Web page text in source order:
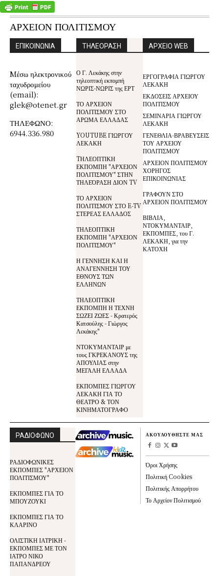
ΑΡΧΕΙΟΝ ΠΟΛΙΤΙΣΜΟΥ
ΕΠΙΚΟΙΝΩΝΙΑ
Mέσω ηλεκτρονικού
ταχυδρομείου
(email):
glek@otenet.gr
ΤΗΛΕΦΩΝΟ:
6944.336.980
ΤΗΛΕΟΡΑΣΗ
Ο Γ. Λεκάκης στην
τηλεοπτική εκπομπή
ΝΩΡΙΣ-ΝΩΡΙΣ της ΕΡΤ
ΤΟ ΑΡΧΕΙΟΝ
ΠΟΛΙΤΙΣΜΟΥ ΣΤΟ
ΑΡΩΜΑ ΕΛΛΑΔΑΣ
YOUTUBE ΓΙΩΡΓΟΥ
ΛΕΚΑΚΗ
TΗΛΕΟΠΤΙΚΗ
ΕΚΠΟΜΠΗ "ΑΡΧΕΙΟΝ
ΠΟΛΙΤΙΣΜΟΥ" ΣΤΗΝ
ΤΗΛΕΌΡΑΣΗ ΔΙΟΝ TV
ΤΟ ΑΡΧΕΙΟΝ
ΠΟΛΙΤΙΣΜΟΥ ΣΤΟ E-TV
ΣΤΕΡΕΑΣ ΕΛΛΑΔΟΣ
ΤΗΛΕΟΠΤΙΚΗ
ΕΚΠΟΜΠΗ "ΑΡΧΕΙΟΝ
ΠΟΛΙΤΙΣΜΟΥ"
Η ΓΕΝΝΗΣΗ ΚΑΙ Η
ΑΝΑΓΕΝΝΗΣΗ ΤΟΥ
ΕΘΝΟΥΣ ΤΩΝ
ΕΛΛΗΝΩΝ
ΤΗΛΕΟΠΤΙΚΗ
ΕΚΠΟΜΠΗ Η ΤΕΧΝΗ
ΣΩΖΕΙ ΖΩΕΣ - Κρατερός
Κατσούλης - Γιώργος
Λεκάκης"
ΝΤΟΚΥΜΑΝΤΑΙΡ με
τους ΓΚΡΕΚΑΝΟΥΣ της
ΑΠΟΥΛΙΑΣ στην
ΜΕΓΑΛΗ ΕΛΛΑΔΑ
ΕΚΠΟΜΠΕΣ ΓΙΩΡΓΟΥ
ΛΕΚΑΚΗ ΓΙΑ ΤΟ
ΘΕΑΤΡΟ & ΤΟΝ
ΚΙΝΗΜΑΤΟΓΡΑΦΟ
ΑΡΧΕΙΟ WEB
ΕΡΓΟΓΡΑΦΙΑ ΓΙΩΡΓΟΥ
ΛΕΚΑΚΗ
ΕΚΔΟΣΕΙΣ ΑΡΧΕΙΟΥ
ΠΟΛΙΤΙΣΜΟΥ
ΣΕΜΙΝΑΡΙΑ ΓΙΩΡΓΟΥ
ΛΕΚΑΚΗ
ΓΕΝΕΘΛΙΑ-ΒΡΑΒΕΥΣΕΙΣ
ΤΟΥ ΑΡΧΕΙΟΥ
ΠΟΛΙΤΙΣΜΟΥ
ΑΡΧΕΙΟΝ ΠΟΛΙΤΙΣΜΟΥ
ΧΟΡΗΓΟΣ
ΕΠΙΚΟΙΝΩΝΙΑΣ
ΓΡΑΦΟΥΝ ΣΤΟ
ΑΡΧΕΙΟΝ ΠΟΛΙΤΙΣΜΟΥ
ΒΙΒΛΙΑ,
ΝΤΟΚΥΜΑΝΤΑΙΡ,
ΕΚΠΟΜΠΕΣ, του Γ.
ΛΕΚΑΚΗ, για την
ΚΑΤΟΧΗ
ΡΑΔΙΟΦΩΝΟ
ΡΑΔΙΟΦΩΝΙΚΕΣ
ΕΚΠΟΜΠΕΣ "ΑΡΧΕΙΟΝ
ΠΟΛΙΤΙΣΜΟΥ"
ΕΚΠΟΜΠΕΣ ΓΙΑ ΤΟ
ΜΠΟΥΖΟΥΚΙ
ΕΚΠΟΜΠΕΣ ΓΙΑ ΤΟ
ΚΛΑΡΙΝΟ
ΟΛΙΣΤΙΚΗ ΙΑΤΡΙΚΗ -
ΕΚΠΟΜΠΕΣ ΜΕ ΤΟΝ
ΙΑΤΡΟ ΝΙΚΟ
ΠΑΠΑΝΔΡΕΟΥ
ΑΚΟΥΛΟΥΘΗΣΤΕ ΜΑΣ
Όροι Χρήσης
Πολιτική Cookies
Πολιτικής Απορρήτου
Το Αρχείον Πολιτισμού